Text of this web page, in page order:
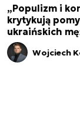
„Populizm i
krytykują
ukraińskich
Wojciech